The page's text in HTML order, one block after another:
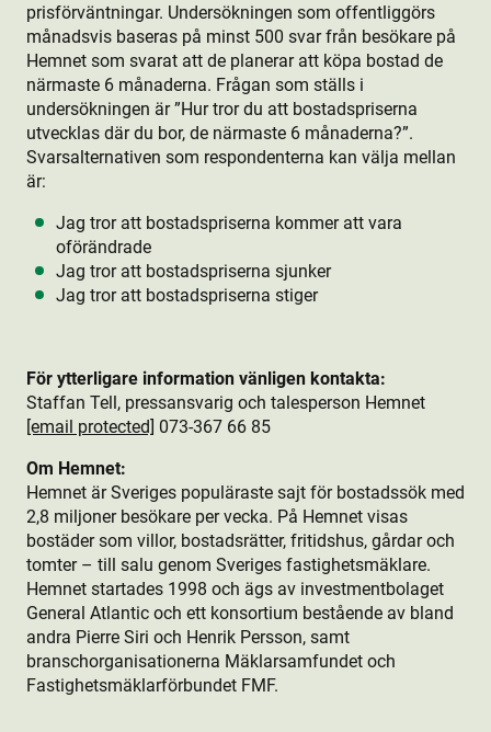
prisförväntningar. Undersökningen som offentliggörs
månadsvis baseras på minst 500 svar från besökare på
Hemnet som svarat att de planerar att köpa bostad de
närmaste 6 månaderna. Frågan som ställs i
undersökningen är ”Hur tror du att bostads­priserna
utvecklas där du bor, de närmaste 6 månaderna?”.
Svarsalternativen som respondenterna kan välja mellan
är:
Jag tror att bostads­priserna kommer att vara
oförändrade
Jag tror att bostads­priserna sjunker
Jag tror att bostads­priserna stiger
För ytterligare information vänligen kontakta:
Staffan Tell, pressansvarig och talesperson Hemnet
[email protected] 073-367 66 85
Om Hemnet:
Hemnet är Sveriges populäraste sajt för bostads­sök med
2,8 miljoner besökare per vecka. På Hemnet visas
bostäder som villor, bostads­rätter, fritidshus, gårdar och
tomter – till salu genom Sveriges fastighetsmäklare.
Hemnet startades 1998 och ägs av investmentbolaget
General Atlantic och ett konsortium bestående av bland
andra Pierre Siri och Henrik Persson, samt
branschorganisationerna Mäklarsamfundet och
Fastighetsmäklarförbundet FMF.